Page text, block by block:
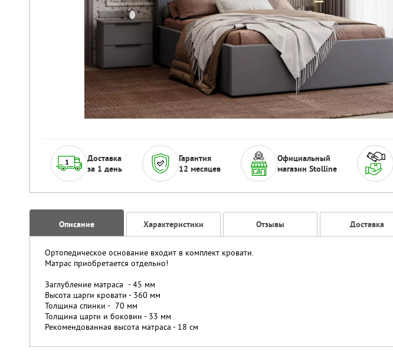
Доставка
за 1 день
Гарантия
12 месяцев
Официальный
магазин Stolline
Описание Характеристики Отзывы Доставка
Ортопедическое основание входит в комплект кровати.
Матрас приобретается отдельно!
Заглубление матраса - 45 мм
Высота царги кровати - 360 мм
Толщина спинки - 70 мм
Толщина царги и боковин - 33 мм
Рекомендованная высота матраса - 18 см